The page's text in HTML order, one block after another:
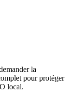
la
pour protéger
local.